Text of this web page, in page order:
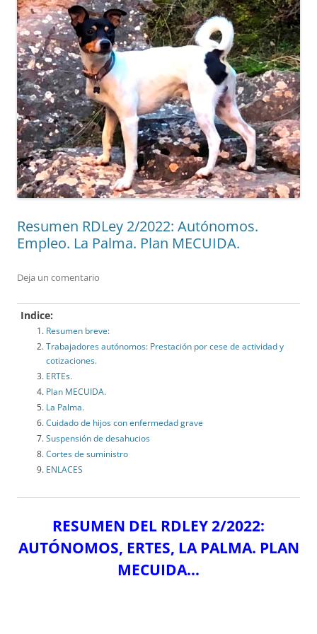
Resumen RDLey 2/2022: Autónomos.
Empleo. La Palma. Plan MECUIDA.
Deja un comentario
Indice:
Resumen breve:
Trabajadores autónomos: Prestación por cese de actividad y
cotizaciones.
ERTEs.
Plan MECUIDA.
La Palma.
Cuidado de hijos con enfermedad grave
Suspensión de desahucios
Cortes de suministro
ENLACES
RESUMEN DEL RDLEY 2/2022:
AUTÓNOMOS, ERTES, LA PALMA. PLAN
MECUIDA…